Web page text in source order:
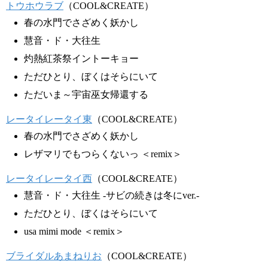
トウホウラブ （COOL&CREATE）
春の水門でさざめく妖かし
慧音・ド・大往生
灼熱紅茶祭イントーキョー
ただひとり、ぼくはそらにいて
ただいま～宇宙巫女帰還する
レータイレータイ東 （COOL&CREATE）
春の水門でさざめく妖かし
レザマリでもつらくないっ ＜remix＞
レータイレータイ西 （COOL&CREATE）
慧音・ド・大往生 -サビの続きは冬にver.-
ただひとり、ぼくはそらにいて
usa mimi mode ＜remix＞
ブライダルあまねりお （COOL&CREATE）